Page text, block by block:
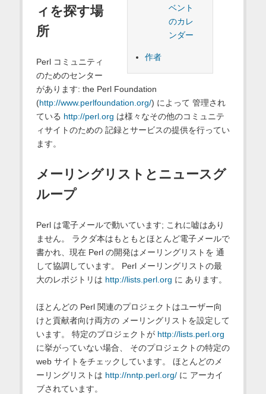
ベント
のカレ
ンダー
作者
ィを探す場
所
Perl コミュニティ
のためのセンター
があります: the Perl Foundation
(http://www.perlfoundation.org/) によって 管理され
ている http://perl.org は様々なその他のコミュニテ
ィサイトのための 記録とサービスの提供を行ってい
ます。
メーリングリストとニュースグ
ループ
Perl は電子メールで動いています; これに嘘はあり
ません。 ラクダ本はもともとほとんど電子メールで
書かれ、現在 Perl の開発はメーリングリストを 通
して協調しています。 Perl メーリングリストの最
大のレポジトリは http://lists.perl.org に あります。
ほとんどの Perl 関連のプロジェクトはユーザー向
けと貢献者向け両方の メーリングリストを設定して
います。 特定のプロジェクトが http://lists.perl.org
に挙がっていない場合、 そのプロジェクトの特定の
web サイトをチェックしています。 ほとんどのメ
ーリングリストは http://nntp.perl.org/に アーカイ
ブされています。